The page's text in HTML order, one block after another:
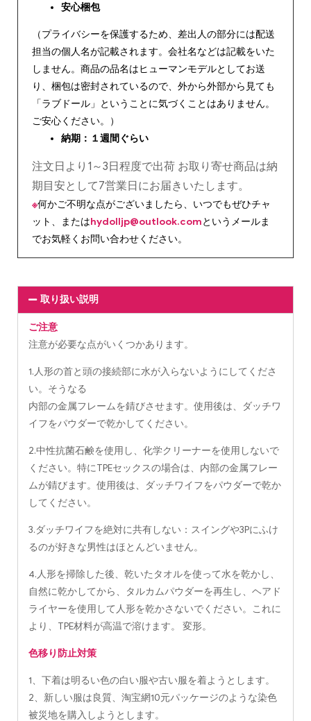
安心梱包
（プライバシーを保護するため、差出人の部分には配送
担当の個人名が記載されます。会社名などは記載をいた
しません。商品の品名はヒューマンモデルとしてお送
り、梱包は密封されているので、外から外部から見ても
「ラブドール」ということに気づくことはありません。
ご安心ください。）
納期：１週間ぐらい
注文日より1～3日程度で出荷 お取り寄せ商品は納
期目安として7営業日にお届きいたします。
※何かご不明な点がございましたら、いつでもぜひチャ
ット、またはhydolljp@outlook.comというメールま
でお気軽くお問い合わせください。
取り扱い説明
ご注意
注意が必要な点がいくつかあります。
1.人形の首と頭の接続部に水が入らないようにしてくださ
い。そうなる
内部の金属フレームを錆びさせます。使用後は、ダッチワ
イフをパウダーで乾かしてください。
2.中性抗菌石鹸を使用し、化学クリーナーを使用しないで
ください。特にTPEセックスの場合は、内部の金属フレー
ムが錆びます。使用後は、ダッチワイフをパウダーで乾か
してください。
3.ダッチワイフを絶対に共有しない：スイングや3Pにふけ
るのが好きな男性はほとんどいません。
4.人形を掃除した後、乾いたタオルを使って水を乾かし、
自然に乾かしてから、タルカムパウダーを再生し、ヘアド
ライヤーを使用して人形を乾かさないでください。これに
より、TPE材料が高温で溶けます。 変形。
色移り防止対策
1、下着は明るい色の白い服や古い服を着ようとします。
2、新しい服は良質、淘宝網10元パッケージのような染色
被災地を購入しようとします。